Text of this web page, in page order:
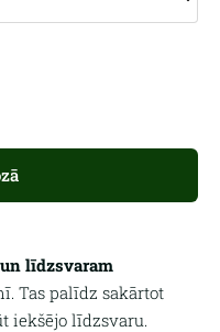
līdzsvaram
Tas palīdz sakārtot
iekšējo līdzsvaru.